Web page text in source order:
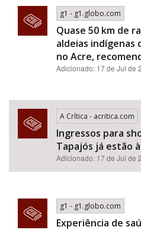
g1 - g1.globo.com
Quase 50 km de
aldeias indígenas
no Acre,
Adicionado: 17 de Jul de
A Crítica - acritica.com
Ingressos para
Tapajós já estão
Adicionado: 17 de Jul de
g1 - g1.globo.com
Experiência de